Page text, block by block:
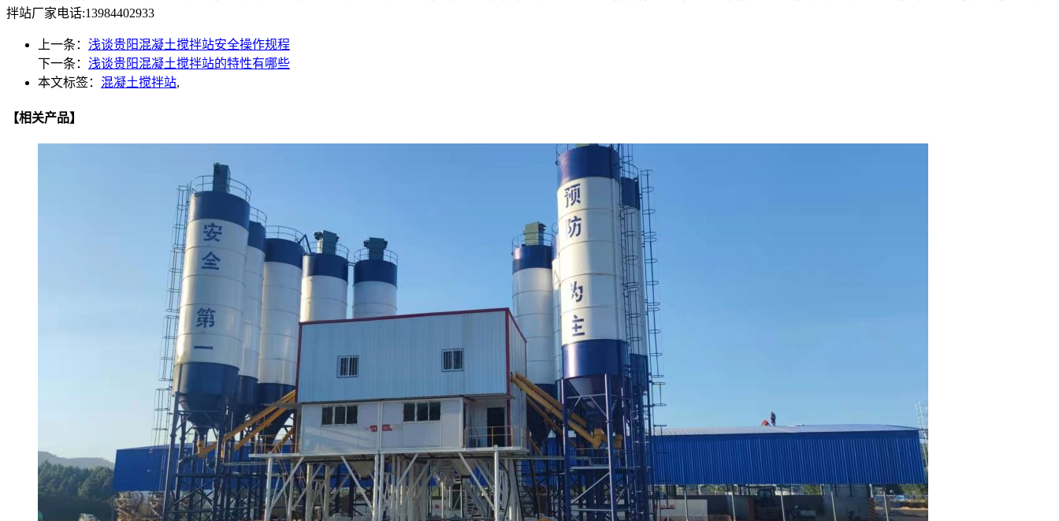
拌站厂家电话:13984402933
上一条： 浅谈贵阳混凝土搅拌站安全操作规程
下一条： 浅谈贵阳混凝土搅拌站的特性有哪些
本文标签： 混凝土搅拌站,
【相关产品】